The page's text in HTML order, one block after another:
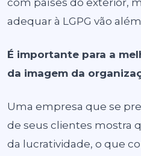
com países do exterior,
adequar à LGPG vão
É importante para a
da imagem da
Uma empresa que se
de seus clientes mostra
da lucratividade, o que